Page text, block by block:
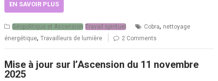
EN SAVOIR PLUS
Géopolitique et Ascension Travail spirituel Cobra, nettoyage
énergétique,Travailleurs de lumière 2 Comments
Mise à jour sur l’Ascension du 11 novembre
2025